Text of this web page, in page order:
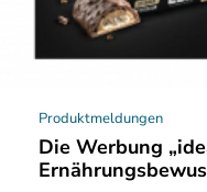
Produktmeldungen
Die Werbung